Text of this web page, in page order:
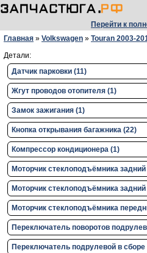
Перейти к
Главная » Volkswagen » Touran 2003-
Детали:
Датчик парковки (11)
Жгут проводов отопителя (1)
Замок зажигания (1)
Кнопка открывания багажника (22)
Компрессор кондиционера (1)
Моторчик стеклоподъёмника
Моторчик стеклоподъёмника
Моторчик стеклоподъёмника
Переключатель поворотов
Переключатель подрулевой в сборе